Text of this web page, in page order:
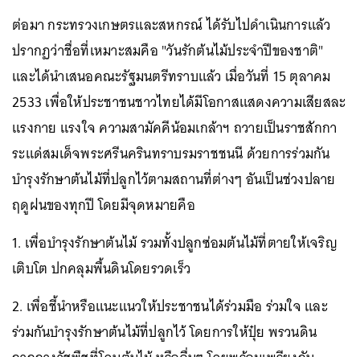
ต่อมา กระทรวงเกษตรและสหกรณ์ ได้รับไปดำเนินการแล้ว
ปรากฏว่าชื่อที่เหมาะสมคือ "วันรักต้นไม้ประจำปีของชาติ"
และได้นำเสนอคณะรัฐมนตรีทราบแล้ว เมื่อวันที่ 15 ตุลาคม
2533 เพื่อให้ประชาชนชาวไทยได้มีโอกาสแสดงความเสียสละ
แรงกาย แรงใจ ความสามัคคีน้อมเกล้าฯ ถวายเป็นราชสักกา
ระแด่สมเด็จพระศรีนครินทราบรมราชชนนี ด้วยการร่วมกัน
บำรุงรักษาต้นไม้ที่ปลูกไว้ตามสถานที่ต่างๆ อันเป็นช่วงปลาย
ฤดูฝนของทุกปี โดยมีจุดหมายคือ
1. เพื่อบำรุงรักษาต้นไม้ รวมทั้งปลูกซ่อมต้นไม้ที่ตายให้เจริญ
เติบโต ปกคลุมพื้นดินโดยรวดเร็ว
2. เพื่อชี้นำหรือแนะแนวให้ประชาชนได้ร่วมมือ ร่วมใจ และ
ร่วมกันบำรุงรักษาต้นไม้ที่ปลูกไว้ โดยการให้ปุ๋ย พรวนดิน